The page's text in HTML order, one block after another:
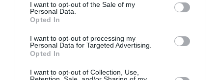
I want to opt-out of the Sale of my
Personal Data.
Opted In
I want to opt-out of processing my
Personal Data for Targeted Advertising.
Opted In
I want to opt-out of Collection, Use,